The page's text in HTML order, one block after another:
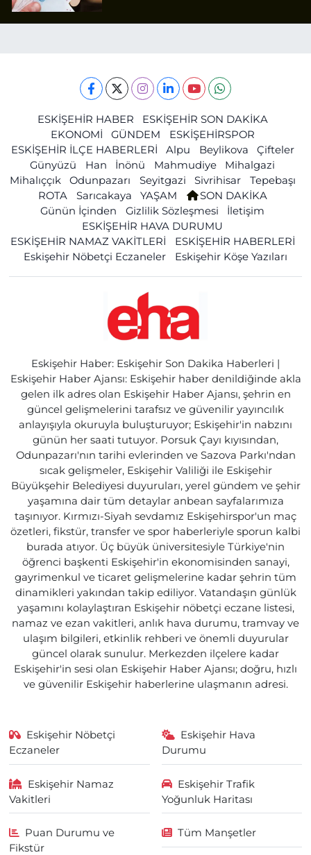
ESKİŞEHİR HABER
ESKİŞEHİR SON DAKİKA
EKONOMİ
GÜNDEM
ESKİŞEHİRSPOR
ESKİŞEHİR İLÇE HABERLERİ
Alpu Beylikova
Çifteler
Günyüzü
Han İnönü Mahmudiye
Mihalgazi
Mihalıççık
Odunpazarı Seyitgazi Sivrihisar
Tepebaşı
ROTA
Sarıcakaya YAŞAM
SON DAKİKA
Günün İçinden
Gizlilik Sözleşmesi
İletişim
ESKİŞEHİR HAVA DURUMU
ESKİŞEHİR NAMAZ VAKİTLERİ
ESKİŞEHİR HABERLERİ
Eskişehir Nöbetçi Eczaneler
Eskişehir Köşe Yazıları
Eskişehir Haber: Eskişehir Son Dakika Haberleri |
Eskişehir Haber Ajansı: Eskişehir haber denildiğinde akla
gelen ilk adres olan Eskişehir Haber Ajansı, şehrin en
güncel gelişmelerini tarafsız ve güvenilir yayıncılık
anlayışıyla okuruyla buluşturuyor; Eskişehir'in nabzını
günün her saati tutuyor. Porsuk Çayı kıyısından,
Odunpazarı'nın tarihi evlerinden ve Sazova Parkı'ndan
sıcak gelişmeler, Eskişehir Valiliği ile Eskişehir
Büyükşehir Belediyesi duyuruları, yerel gündem ve şehir
yaşamına dair tüm detaylar anbean sayfalarımıza
taşınıyor. Kırmızı-Siyah sevdamız Eskişehirspor'un maç
özetleri, fikstür, transfer ve spor haberleriyle sporun kalbi
burada atıyor. Üç büyük üniversitesiyle Türkiye'nin
öğrenci başkenti Eskişehir'in ekonomisinden sanayi,
gayrimenkul ve ticaret gelişmelerine kadar şehrin tüm
dinamikleri yakından takip ediliyor. Vatandaşın günlük
yaşamını kolaylaştıran Eskişehir nöbetçi eczane listesi,
namaz ve ezan vakitleri, anlık hava durumu, tramvay ve
ulaşım bilgileri, etkinlik rehberi ve önemli duyurular
güncel olarak sunulur. Merkezden ilçelere kadar
Eskişehir'in sesi olan Eskişehir Haber Ajansı; doğru, hızlı
ve güvenilir Eskişehir haberlerine ulaşmanın adresi.
Eskişehir Nöbetçi
Eczaneler
Eskişehir Hava
Durumu
Eskişehir Namaz
Vakitleri
Eskişehir Trafik
Yoğunluk Haritası
Puan Durumu ve
Fikstür
Tüm Manşetler